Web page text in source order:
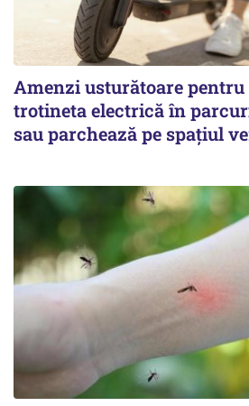
Amenzi usturătoare
trotineta electrică în
sau parchează pe spațiul